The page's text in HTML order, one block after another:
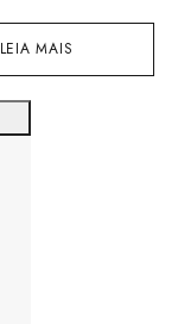
LEIA MAIS